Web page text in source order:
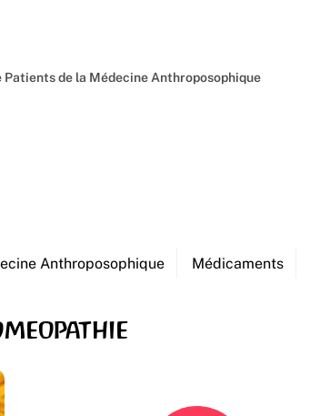
Patients de la Médecine Anthroposophique
Anthroposophique Médicaments